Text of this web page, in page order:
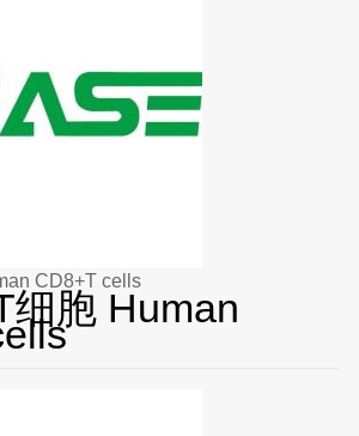
CD8+T cells
细胞 Human